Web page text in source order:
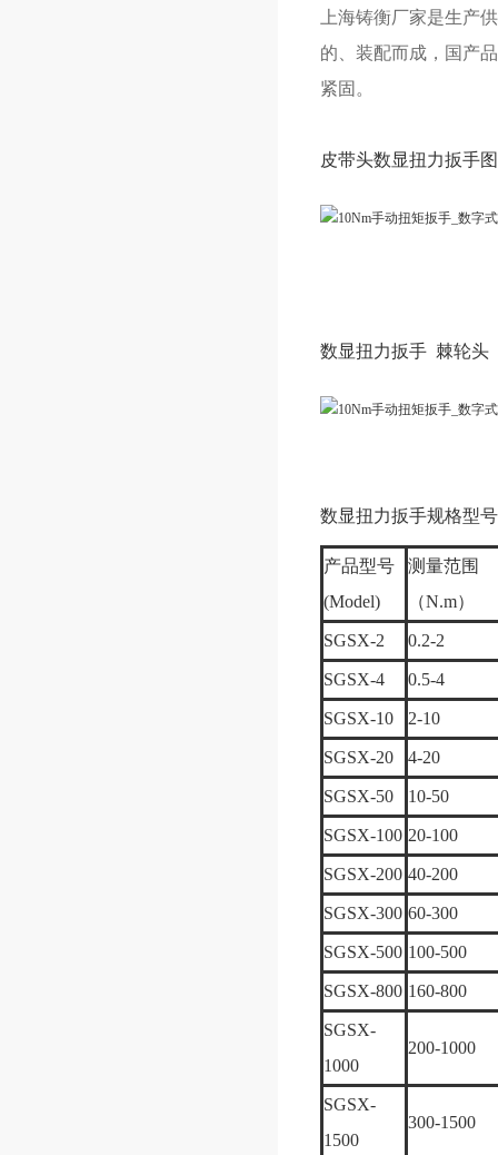
上海铸衡厂家是生产
的、装配而成，国产
紧固。
皮带头数显扭力扳手
数显扭力扳手 棘轮头
数显扭力扳手规格型号
产品型号
(Model)
测量范围
（N.m）
SGSX-2 0.2-2
SGSX-4 0.5-4
SGSX-10 2-10
SGSX-20 4-20
SGSX-50 10-50
SGSX-100 20-100
SGSX-200 40-200
SGSX-300 60-300
SGSX-500 100-500
SGSX-800 160-800
SGSX-
1000
200-1000
SGSX-
1500
300-1500